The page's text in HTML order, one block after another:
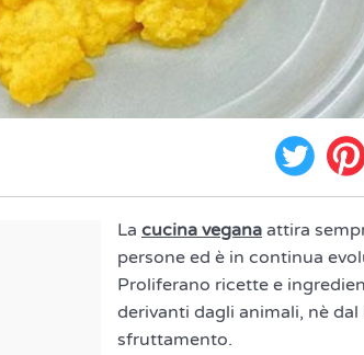
La cucina vegana attira
persone ed è in continua
Proliferano ricette e
derivanti dagli animali, nè dal
sfruttamento.